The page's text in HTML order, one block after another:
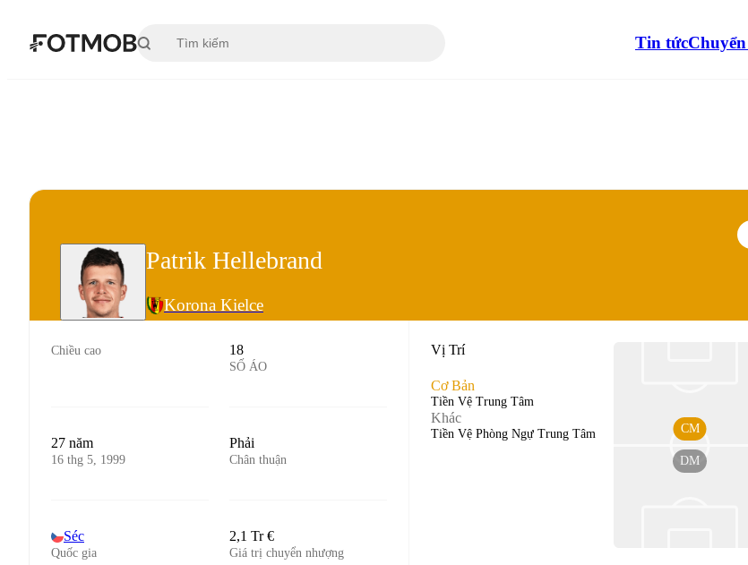
Tin tức
Patrik Hellebrand
Korona Kielce
Chiều cao 18
SỐ ÁO
27 năm
16 thg 5, 1999
Phải
Chân thuận
Séc
Quốc gia
2,1 Tr €
Giá trị chuyển nhượng
Vị Trí
Cơ Bản
Tiền Vệ Trung Tâm
Khác
Tiền Vệ Phòng Ngự Trung Tâm
DM
CM